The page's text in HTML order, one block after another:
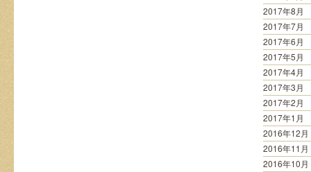
2017年8月
2017年7月
2017年6月
2017年5月
2017年4月
2017年3月
2017年2月
2017年1月
2016年12月
2016年11月
2016年10月